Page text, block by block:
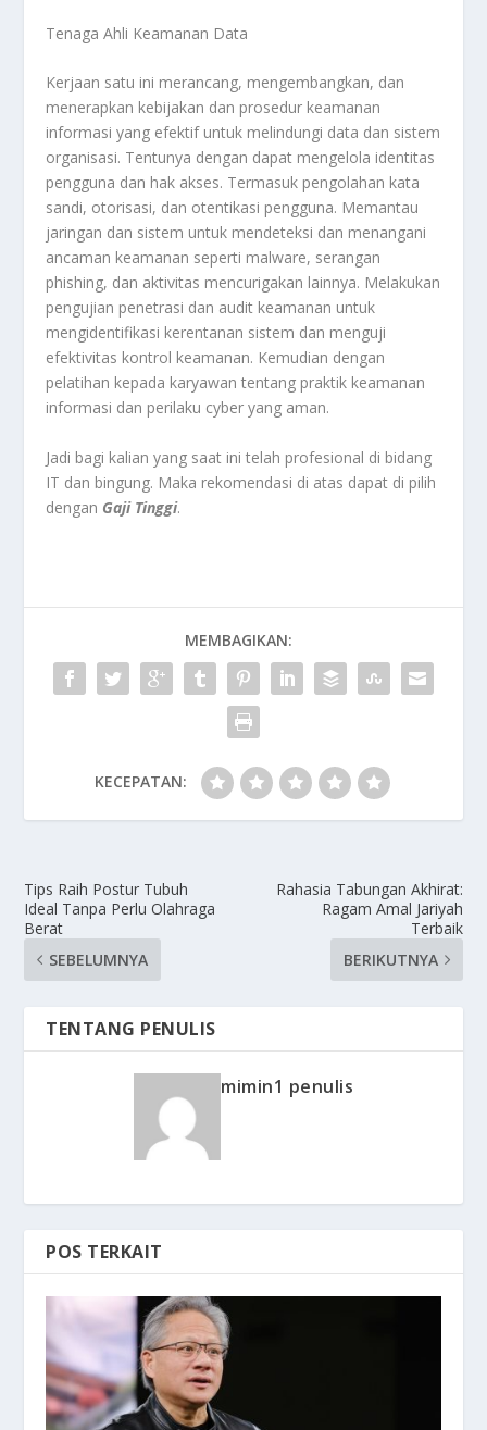
Tenaga Ahli Keamanan Data
Kerjaan satu ini merancang, mengembangkan, dan
menerapkan kebijakan dan prosedur keamanan
informasi yang efektif untuk melindungi data dan sistem
organisasi. Tentunya dengan dapat mengelola identitas
pengguna dan hak akses. Termasuk pengolahan kata
sandi, otorisasi, dan otentikasi pengguna. Memantau
jaringan dan sistem untuk mendeteksi dan menangani
ancaman keamanan seperti malware, serangan
phishing, dan aktivitas mencurigakan lainnya. Melakukan
pengujian penetrasi dan audit keamanan untuk
mengidentifikasi kerentanan sistem dan menguji
efektivitas kontrol keamanan. Kemudian dengan
pelatihan kepada karyawan tentang praktik keamanan
informasi dan perilaku cyber yang aman.
Jadi bagi kalian yang saat ini telah profesional di bidang
IT dan bingung. Maka rekomendasi di atas dapat di pilih
dengan Gaji Tinggi.
MEMBAGIKAN:
KECEPATAN:
Tips Raih Postur Tubuh
Ideal Tanpa Perlu Olahraga
Berat
SEBELUMNYA
Rahasia Tabungan Akhirat:
Ragam Amal Jariyah
Terbaik
BERIKUTNYA
TENTANG PENULIS
mimin1 penulis
POS TERKAIT